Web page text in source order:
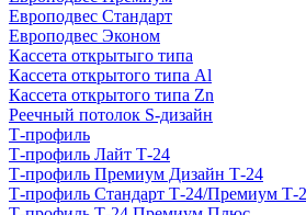
Европодвес Стандарт
Европодвес Эконом
Кассета открытыго типа
Кассета открытого типа Al
Кассета открытого типа Zn
Реечный потолок S-дизайн
Т-профиль
Т-профиль Лайт Т-24
Т-профиль Премиум Дизайн Т-24
Т-профиль Стандарт Т-24/Премиум Т-